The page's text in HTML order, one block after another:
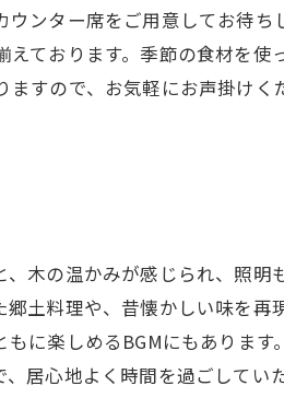
ンター席をご用意してお待
ております。季節の食材を
すので、お気軽にお声掛け
木の温かみが感じられ、照
土料理や、昔懐かしい味を
に楽しめるBGMにもありま
居心地よく時間を過ごしてい